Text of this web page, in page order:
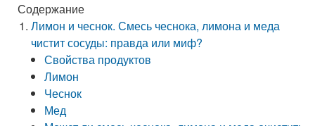
Содержание
Лимон и чеснок. Смесь чеснока, лимона и меда
чистит сосуды: правда или миф?
Свойства продуктов
Лимон
Чеснок
Мед